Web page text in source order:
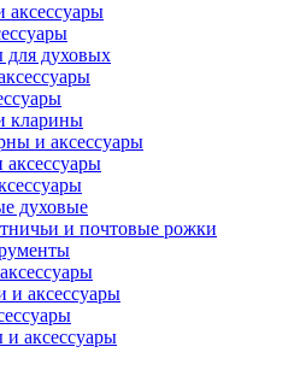
для духовых
кларины
и аксессуары
духовые
и почтовые рожки
и аксессуары
и аксессуары